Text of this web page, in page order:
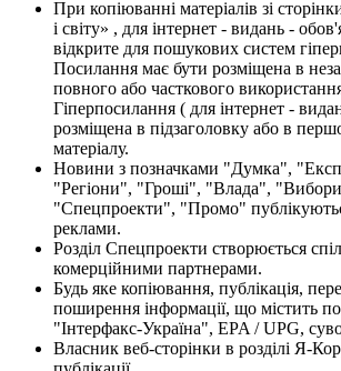
При копіюванні матеріалів зі
і світу» , для інтернет - видань -
відкрите для пошукових систем
Посилання має бути розміщена в
повного або часткового
Гіперпосилання ( для інтернет -
розміщена в підзаголовку або в
матеріалу.
Новини з позначками "Думка",
"Регіони", "Гроші", "Влада",
"Спецпроекти", "Промо"
реклами.
Розділ Спецпроекти створюється
комерційними партнерами.
Будь яке копіювання, публікація,
поширення інформації, що містить
"Інтерфакс-Україна", EPA / UPG,
Власник веб-сторінки в розділі Я-